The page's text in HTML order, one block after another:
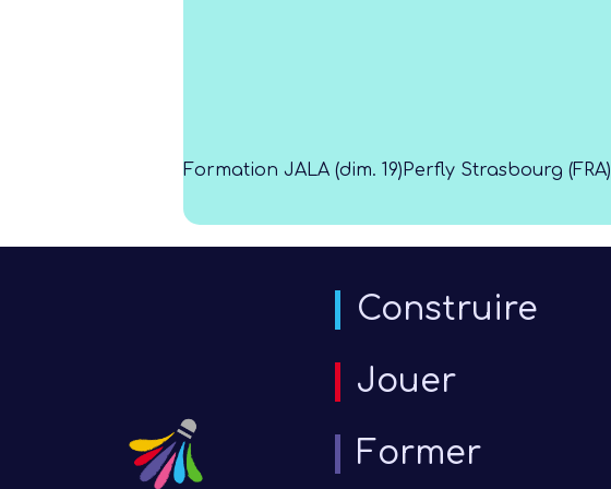
Formation JALA (dim. 19)Perfly Strasbourg (FRA)
Construire
Jouer
Former